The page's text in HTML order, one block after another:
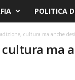
POLITICA
cultura ma anche
ma